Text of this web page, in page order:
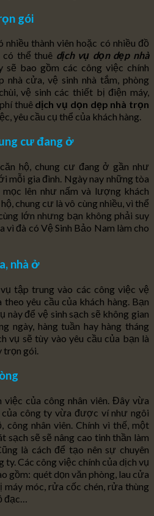
gói
thành viên hoặc có nhiều đồ
có thể thuê dịch vụ dọn dẹp nhà
sẽ bao gồm các công việc chính
nhà cửa, vệ sinh nhà tắm, phòng
vệ sinh các thiết bị điện máy,
thuê dịch vụ dọn dẹp nhà trọn
yêu cầu cụ thể của khách hàng.
cư đang ở
hộ, chung cư đang ở gần như
mỗi gia đình. Ngày nay những tòa
mọc lên như nấm và lượng khách
chung cư là vô cùng nhiều, vì thể
lớn nhưng bạn không phải suy
vì đà có Vệ Sinh Bảo Nam làm cho
nhà ở
tập trung vào các công việc vệ
theo yêu cầu của khách hàng. Bạn
này để vệ sinh sạch sẽ không gian
ngày, hàng tuần hay hàng tháng
vụ sẽ tùy vào yêu cầu của bạn là
trọn gói.
của công nhân viên. Đây vừa
công ty vừa được ví như ngôi
công nhân viên. Chính vì thế, một
sạch sẽ sẽ nâng cao tinh thần làm
là cách để tạo nên sự chuyên
ty. Các công việc chính của dịch vụ
gồm: quét dọn văn phòng, lau cửa
máy móc, rửa cốc chén, rửa thùng
đạc…